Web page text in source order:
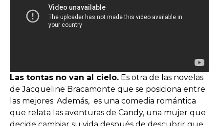
Las tontas no van al cielo. Es otra de las novelas
de Jacqueline Bracamonte que se posiciona entre
las mejores. Además, es una comedia romántica
que relata las aventuras de Candy, una mujer que